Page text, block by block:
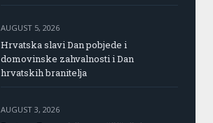
AUGUST 5, 2026
Hrvatska slavi Dan pobjede i
domovinske zahvalnosti i Dan
hrvatskih branitelja
AUGUST 3, 2026